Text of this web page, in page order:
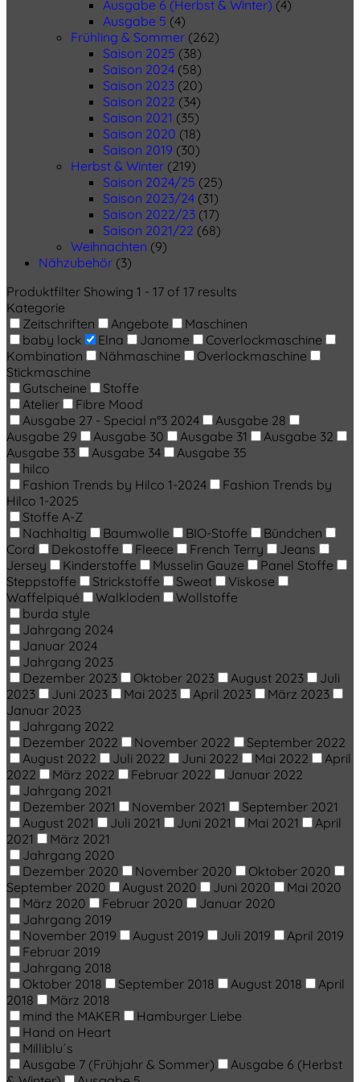
Ausgabe 6 (Herbst & Winter) (4)
Ausgabe 5 (4)
Frühling & Sommer (262)
Saison 2025 (38)
Saison 2024 (58)
Saison 2023 (20)
Saison 2022 (34)
Saison 2021 (35)
Saison 2020 (18)
Saison 2019 (30)
Herbst & Winter (219)
Saison 2024/25 (25)
Saison 2023/24 (31)
Saison 2022/23 (17)
Saison 2021/22 (68)
Weihnachten (9)
Nähzubehör (3)
Produktfilter Showing 1 - 17 of 17 results
Kategorie
Zeitschriften
Angebote
Maschinen
baby lock
Elna Janome
Coverlockmaschine
Kombination
Nähmaschine
Overlockmaschine
Stickmaschine
Gutscheine
Stoffe
Atelier
Fibre Mood
Ausgabe 27 - Special n°3 2024
Ausgabe 28
Ausgabe 29
Ausgabe 30 Ausgabe 31
Ausgabe 32
Ausgabe 33
Ausgabe 34
Ausgabe 35
hilco
Fashion Trends by Hilco 1-2024
Fashion Trends by
Hilco 1-2025
Stoffe A-Z
Nachhaltig
Baumwolle BIO-Stoffe
Bündchen
Cord
Dekostoffe Fleece French Terry
Jeans
Jersey
Kinderstoffe Musselin Gauze
Panel Stoffe
Steppstoffe
Strickstoffe Sweat
Viskose
Waffelpiqué
Walkloden
Wollstoffe
burda style
Jahrgang 2024
Januar 2024
Jahrgang 2023
Dezember 2023
Oktober 2023 August 2023
Juli
2023
Juni 2023 Mai 2023 April 2023
März 2023
Januar 2023
Jahrgang 2022
Dezember 2022
November 2022
September 2022
August 2022
Juli 2022 Juni 2022 Mai 2022
April
2022
März 2022 Februar 2022
Januar 2022
Jahrgang 2021
Dezember 2021
November 2021
September 2021
August 2021
Juli 2021 Juni 2021 Mai 2021
April
2021
März 2021
Jahrgang 2020
Dezember 2020
November 2020
Oktober 2020
September 2020
August 2020 Juni 2020
Mai 2020
März 2020
Februar 2020
Januar 2020
Jahrgang 2019
November 2019
August 2019 Juli 2019
April 2019
Februar 2019
Jahrgang 2018
Oktober 2018
September 2018 August 2018
April
2018
März 2018
mind the MAKER
Hamburger Liebe
Hand on Heart
Milliblu´s
Ausgabe 7 (Frühjahr & Sommer)
Ausgabe 6 (Herbst